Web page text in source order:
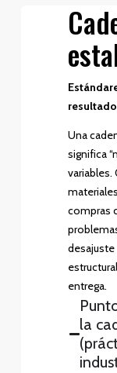
Una
significa
variables.
compras
entrega.
la